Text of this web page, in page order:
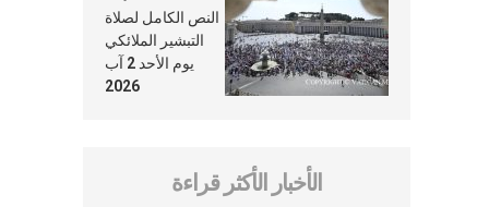
تغيب عنّا أبدًا
النص الكامل لصلاة
التبشير الملائكي
يوم الأحد 2 آب
2026
الأخبار الأكثر قراءة